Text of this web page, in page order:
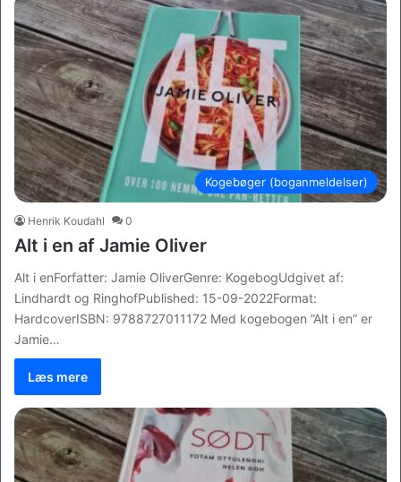
Kogebøger (boganmeldelser)
Henrik Koudahl 0
Alt i en af Jamie Oliver
Alt i enForfatter: Jamie OliverGenre: KogebogUdgivet af:
Lindhardt og RinghofPublished: 15-09-2022Format:
HardcoverISBN: 9788727011172 Med kogebogen ”Alt i en” er
Jamie…
Læs mere